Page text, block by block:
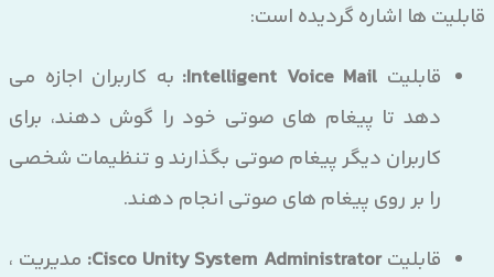
قابلیت ها اشاره گردیده است:
قابلیت Intelligent Voice Mail: به کاربران اجازه می
دهد تا پیغام های صوتی خود را گوش دهند، برای
کاربران دیگر پیغام صوتی بگذارند و تنظیمات شخصی
را بر روی پیغام های صوتی انجام دهند.
قابلیتCisco Unity System Administrator: مدیریت ،